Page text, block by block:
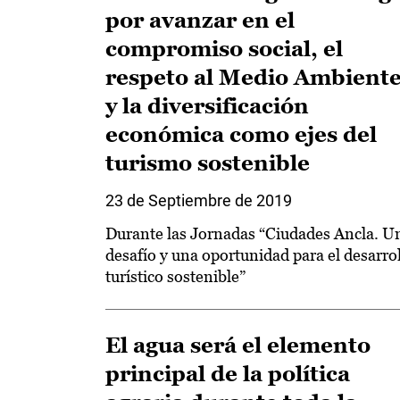
por avanzar en el
compromiso social, el
respeto al Medio Ambiente
y la diversificación
económica como ejes del
turismo sostenible
23 de Septiembre de 2019
Durante las Jornadas “Ciudades Ancla.
desafío y una oportunidad para el
turístico sostenible”
El agua será el elemento
principal de la política